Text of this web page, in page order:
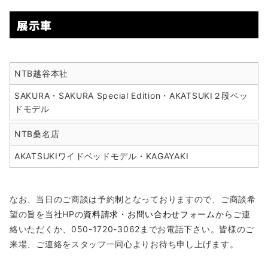
展示車
NTB越谷本社
SAKURA・SAKURA Special Edition・AKATSUKI２段ベッ
ドモデル
NTB桑名店
AKATSUKIワイドベッドモデル・KAGAYAKI
なお、当日のご商談は予約制となっておりますので、ご商談希
望の旨を当社HPの資料請求・お問い合わせフォームからご連
絡いただくか、050-1720-3062までお電話下さい。皆様のご
来場、ご連絡をスタッフ一同心よりお待ち申し上げます。